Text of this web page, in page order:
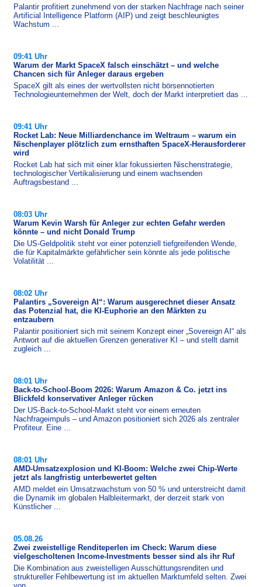
Palantir profitiert zunehmend von der starken Nachfrage nach seiner
Artificial Intelligence Platform (AIP) und zeigt beschleunigtes
Wachstum ...
09:41 Uhr
Warum der Markt SpaceX falsch einschätzt – und welche
Chancen sich für Anleger daraus ergeben
SpaceX gilt als eines der wertvollsten nicht börsennotierten
Technologieunternehmen der Welt, doch der Markt interpretiert das ...
09:41 Uhr
Rocket Lab: Neue Milliardenchance im Weltraum – warum ein
Nischenplayer plötzlich zum ernsthaften SpaceX-Herausforderer
wird
Rocket Lab hat sich mit einer klar fokussierten Nischenstrategie,
technologischer Vertikalisierung und einem wachsenden
Auftragsbestand ...
08:03 Uhr
Warum Kevin Warsh für Anleger zur echten Gefahr werden
könnte – und nicht Donald Trump
Die US-​Geldpolitik steht vor einer potenziell tiefgreifenden Wende,
die für Kapitalmärkte gefährlicher sein könnte als jede politische
Volatilität ...
08:02 Uhr
Palantirs „Sovereign AI“: Warum ausgerechnet dieser Ansatz
das Potenzial hat, die KI-Euphorie an den Märkten zu
entzaubern
Palantir positioniert sich mit seinem Konzept einer „Sovereign AI“ als
Antwort auf die aktuellen Grenzen generativer KI – und stellt damit
zugleich ...
08:01 Uhr
Back-to-School-Boom 2026: Warum Amazon & Co. jetzt ins
Blickfeld konservativer Anleger rücken
Der US-​Back-to-School-Markt steht vor einem erneuten
Nachfrageimpuls – und Amazon positioniert sich 2026 als zentraler
Profiteur. Eine ...
08:01 Uhr
AMD-Umsatzexplosion und KI-Boom: Welche zwei Chip-Werte
jetzt als langfristig unterbewertet gelten
AMD meldet ein Umsatzwachstum von 50 % und unterstreicht damit
die Dynamik im globalen Halbleitermarkt, der derzeit stark von
Künstlicher ...
05.08.26
Zwei zweistellige Renditeperlen im Check: Warum diese
vielgescholtenen Income-Investments besser sind als ihr Ruf
Die Kombination aus zweistelligen Ausschüttungsrenditen und
struktureller Fehlbewertung ist im aktuellen Marktumfeld selten. Zwei